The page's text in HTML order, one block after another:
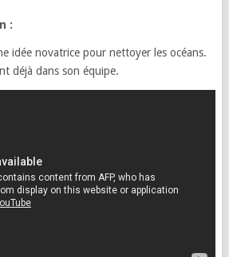
:
idée novatrice pour nettoyer les océans.
déjà dans son équipe.